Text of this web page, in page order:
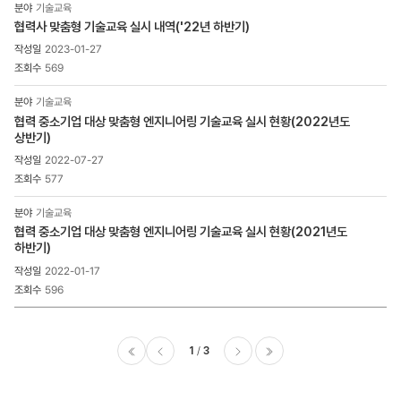
기술교육
협력사 맞춤형 기술교육 실시 내역('22년 하반기)
2023-01-27
569
기술교육
협력 중소기업 대상 맞춤형 엔지니어링 기술교육 실시 현황(2022년도
상반기)
2022-07-27
577
기술교육
협력 중소기업 대상 맞춤형 엔지니어링 기술교육 실시 현황(2021년도
하반기)
2022-01-17
596
1 3